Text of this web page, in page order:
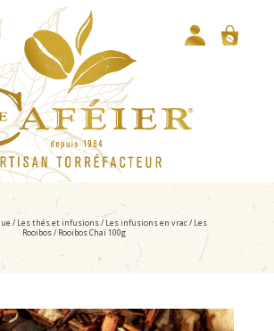
/ Les thés et infusions/ Les infusions en vrac/ Les
Rooibos/ Rooibos Chaï 100g